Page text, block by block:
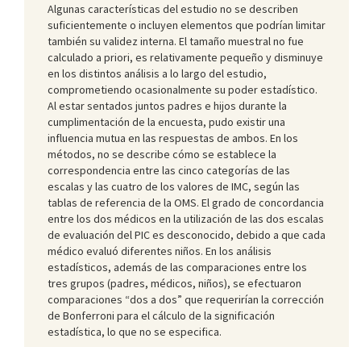
Algunas características del estudio no se describen
suficientemente o incluyen elementos que podrían limitar
también su validez interna. El tamaño muestral no fue
calculado a priori, es relativamente pequeño y disminuye
en los distintos análisis a lo largo del estudio,
comprometiendo ocasionalmente su poder estadístico.
Al estar sentados juntos padres e hijos durante la
cumplimentación de la encuesta, pudo existir una
influencia mutua en las respuestas de ambos. En los
métodos, no se describe cómo se establece la
correspondencia entre las cinco categorías de las
escalas y las cuatro de los valores de IMC, según las
tablas de referencia de la OMS. El grado de concordancia
entre los dos médicos en la utilización de las dos escalas
de evaluación del PIC es desconocido, debido a que cada
médico evaluó diferentes niños. En los análisis
estadísticos, además de las comparaciones entre los
tres grupos (padres, médicos, niños), se efectuaron
comparaciones “dos a dos” que requerirían la corrección
de Bonferroni para el cálculo de la significación
estadística, lo que no se especifica.